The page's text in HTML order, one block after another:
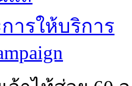
ารให้บริการ